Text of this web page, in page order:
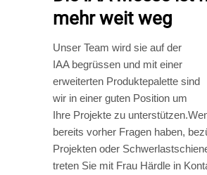
mehr weit weg
Unser Team wird sie auf der
IAA begrüssen und mit einer
erweiterten Produktepalette sind
wir in einer guten Position um
Ihre Projekte zu
bereits vorher Fragen haben,
Projekten oder
treten Sie mit Frau Härdle in